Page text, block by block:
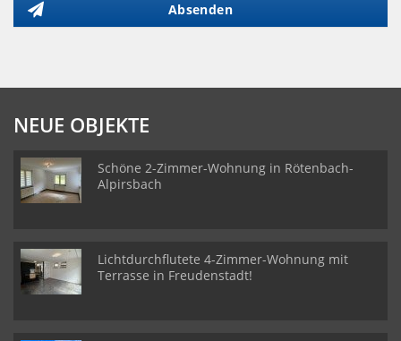
Absenden
NEUE OBJEKTE
Schöne 2-Zimmer-Wohnung in Rötenbach-
Alpirsbach
Lichtdurchflutete 4-Zimmer-Wohnung mit
Terrasse in Freudenstadt!